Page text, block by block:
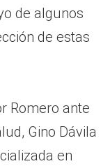
de algunos
de estas
Romero ante
Gino Dávila
en